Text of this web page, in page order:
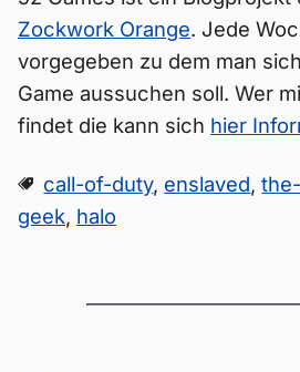
Zockwork Orange. Jede
vorgegeben zu dem man
Game aussuchen soll. Wer
findet die kann sich hier
call-of-duty, enslaved,
geek, halo